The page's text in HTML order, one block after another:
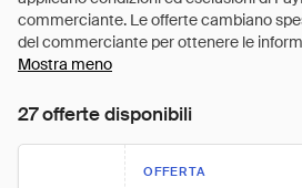
Mostra meno
27 offerte disponibili
OFFERTA